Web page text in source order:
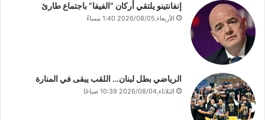
إنفانتينو يلتقي أركان “الفيفا” باجتماع طارئ
الأربعاء,2026/08/05 1:40 مساءً
الرياضي بطل لبنان… اللقب يبقى في المنارة
الثلاثاء,2026/08/04 10:39 صباحًا